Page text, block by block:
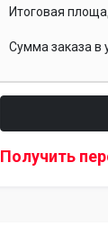
Итоговая
Сумма заказа в
Получить